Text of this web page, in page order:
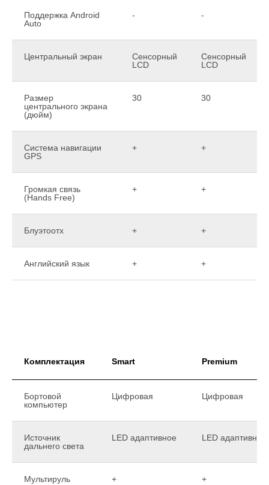
Поддержка Android
Auto
- -
Центральный экран
Сенсорный
LCD
Сенсорный
LCD
Размер
центрального экрана
(дюйм)
30 30
Система навигации
GPS
+ +
Громкая связь
(Hands Free)
+ +
Блуэтоотх + +
Английский язык + +
Комплектация Smart Premium
Бортовой
компьютер
Цифровая Цифровая
Источник
дальнего света
LED адаптивное LED адаптивное
Мультируль + +